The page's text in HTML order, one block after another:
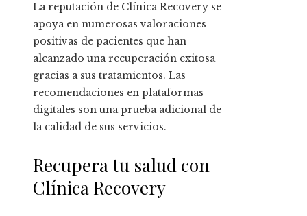
La reputación de Clínica Recovery se
apoya en numerosas valoraciones
positivas de pacientes que han
alcanzado una recuperación exitosa
gracias a sus tratamientos. Las
recomendaciones en plataformas
digitales son una prueba adicional de
la calidad de sus servicios.
Recupera tu salud con
Clínica Recovery